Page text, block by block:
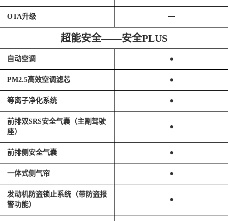
OTA升级 ━
超能安全——安全PLUS
自动空调 ●
PM2.5高效空调滤芯 ●
等离子净化系统 ●
前排双SRS安全气囊（主副驾驶
座）
●
前排侧安全气囊 ●
一体式侧气帘 ●
发动机防盗锁止系统（带防盗报
警功能）
●